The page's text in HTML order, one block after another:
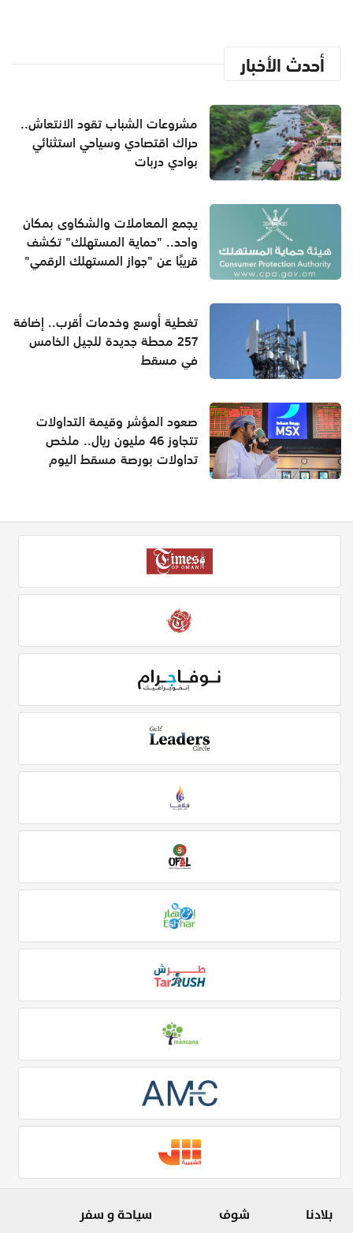
أحدث الأخبار
مشروعات الشباب تقود الانتعاش..
حراك اقتصادي وسياحي استثنائي
بوادي دربات
يجمع المعاملات والشكاوى بمكان
واحد.. "حماية المستهلك" تكشف
قريبًا عن "جواز المستهلك الرقمي"
تغطية أوسع وخدمات أقرب.. إضافة
257 محطة جديدة للجيل الخامس
في مسقط
صعود المؤشر وقيمة التداولات
تتجاوز 46 مليون ريال.. ملخص
تداولات بورصة مسقط اليوم
بلادنا
شوف
سياحة و سفر